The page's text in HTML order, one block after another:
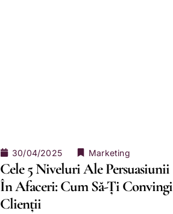
30/04/2025 Marketing
Cele 5 Niveluri Ale Persuasiunii
În Afaceri: Cum Să-Ți Convingi
Clienții